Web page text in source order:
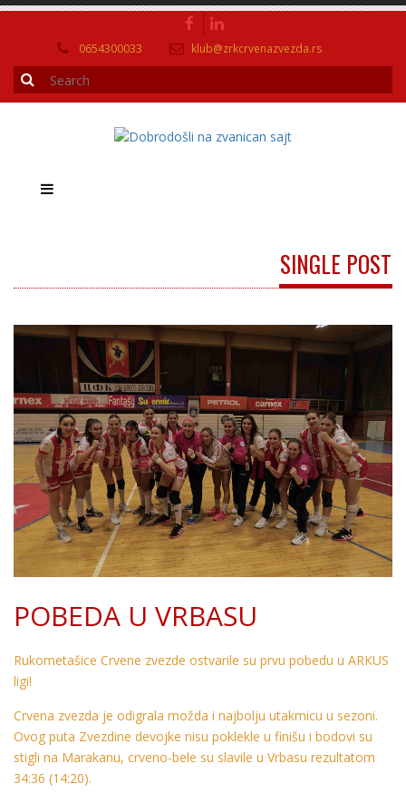
0654300033 klub@zrkcrvenazvezda.rs
SINGLE POST
POBEDA U VRBASU
Rukometašice Crvene zvezde ostvarile su prvu pobedu u ARКUS
ligi!
Crvena zvezda je odigrala možda i najbolju utakmicu u sezoni.
Ovog puta Zvezdine devojke nisu poklekle u finišu i bodovi su
stigli na Marakanu, crveno-bele su slavile u Vrbasu rezultatom
34:36 (14:20).